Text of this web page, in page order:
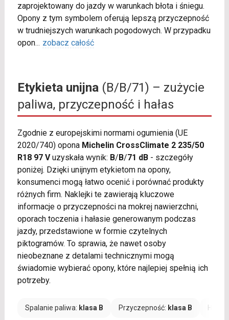
zaprojektowany do jazdy w warunkach błota i śniegu.
Opony z tym symbolem oferują lepszą przyczepność
w trudniejszych warunkach pogodowych. W przypadku
opon... zobacz całość
Etykieta unijna(B/B/71) – zużycie
paliwa, przyczepność i hałas
Zgodnie z europejskimi normami ogumienia (UE
2020/740) opona Michelin CrossClimate 2 235/50
R18 97 Vuzyskała wynik: B/B/71 dB- szczegóły
poniżej. Dzięki unijnym etykietom na opony,
konsumenci mogą łatwo ocenić i porównać produkty
różnych firm. Naklejki te zawierają kluczowe
informacje o przyczepności na mokrej nawierzchni,
oporach toczenia i hałasie generowanym podczas
jazdy, przedstawione w formie czytelnych
piktogramów. To sprawia, że nawet osoby
nieobeznane z detalami technicznymi mogą
świadomie wybierać opony, które najlepiej spełnią ich
potrzeby.
Spalanie paliwa: klasa B Przyczepność: klasa B Hałas: